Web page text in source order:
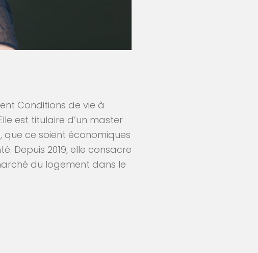
Conditions de vie à
est titulaire d’un master
que ce soient économiques
Depuis 2019, elle consacre
du logement dans le